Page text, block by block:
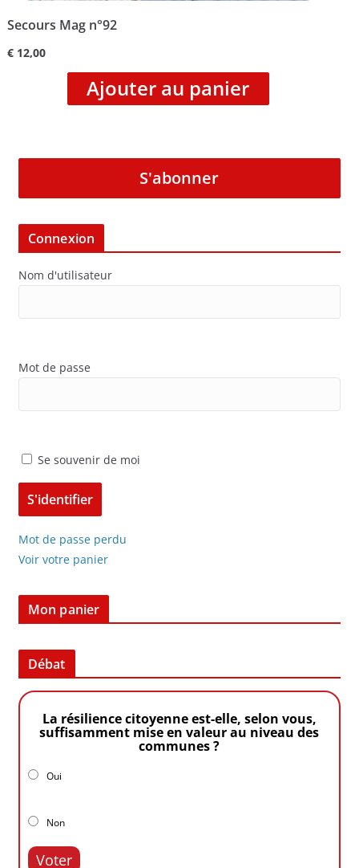
Secours Mag n°92
€12,00
Ajouter au panier
S'abonner
Connexion
Nom d'utilisateur
Mot de passe
Se souvenir de moi
Mot de passe perdu
Voir votre panier
Mon panier
Débat
La résilience citoyenne est-elle, selon vous,
suffisamment mise en valeur au niveau des
communes ?
Oui
Non
Voter